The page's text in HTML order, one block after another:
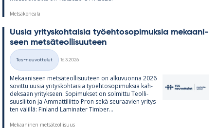
Metsäkoneala
Uusia yri­tys­koh­tai­sia työ­eh­to­so­pi­muk­sia me­kaa­ni­
seen met­sä­teol­li­suu­teen
Kategoriat
Tes-neuvottelut
16.3.2026
Me­kaa­ni­seen met­sä­teol­li­suu­teen on al­ku­vuonna 2026
so­vittu uusia yri­tys­koh­tai­sia työ­eh­to­so­pi­muk­sia kah­
dek­saan yri­tyk­seen. So­pi­muk­set on sol­mittu Teol­li­
suus­lii­ton ja Am­mat­ti­liitto Pron sekä seu­raa­vien yri­tys­
ten vä­lillä: Fin­land La­mi­na­ter Tim­ber...
Mekaaninen metsäteollisuus